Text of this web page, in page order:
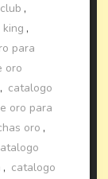
,
,
para
oro
, catalogo
oro para
oro ,
, catalogo